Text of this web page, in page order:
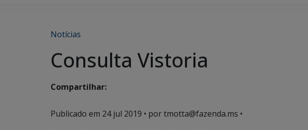
Notícias
Consulta Vistoria
Compartilhar:
Publicado em 24 jul 2019 • por tmotta@fazenda.ms •